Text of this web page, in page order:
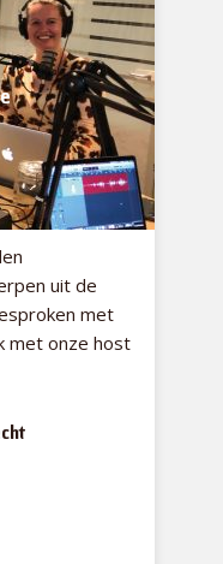
uit de
met
met onze host